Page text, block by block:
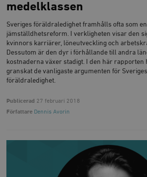
medelklassen
Sveriges föräldraledighet framhålls ofta som
jämställdhetsreform. I verkligheten visar den
kvinnors karriärer, löneutveckling och
Dessutom är den dyr i förhållande till andra
kostnaderna växer stadigt. I den här rapporten
granskat de vanligaste argumenten för
föräldraledighet.
Publicerad 27 februari 2018
Författare Dennis Avorin